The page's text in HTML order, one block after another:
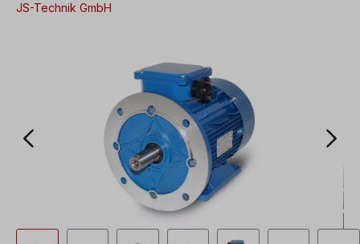
JS-Technik GmbH